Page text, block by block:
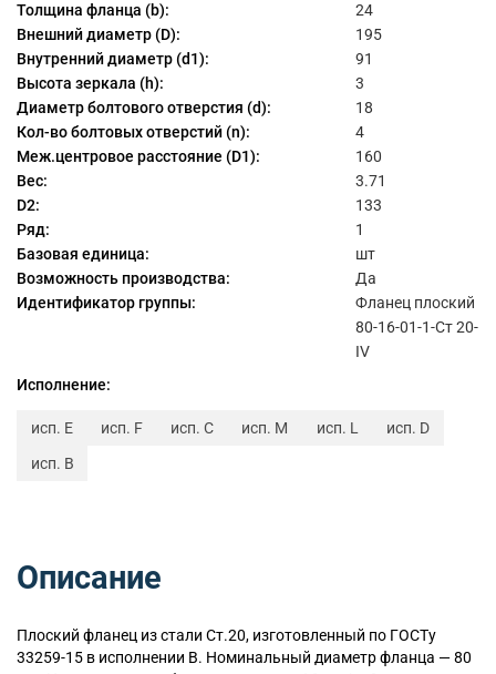
Толщина фланца (b):
24
Внешний диаметр (D):
195
Внутренний диаметр (d1):
91
Высота зеркала (h):
3
Диаметр болтового отверстия (d):
18
Кол-во болтовых отверстий (n):
4
Меж.центровое расстояние (D1):
160
Вес:
3.71
D2:
133
Ряд:
1
Базовая единица:
шт
Возможность производства:
Да
Идентификатор группы:
Фланец плоский
80-16-01-1-Ст 20-
IV
Исполнение:
исп. E исп. F исп. C исп. M исп. L
исп. D
исп. B
Описание
Плоский фланец из стали Ст.20, изготовленный по ГОСТу
33259-15 в исполнении B. Номинальный диаметр фланца — 80